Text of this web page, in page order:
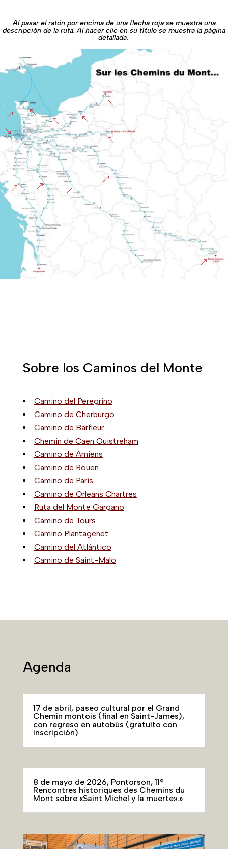
Al pasar el ratón por encima de una flecha roja se muestra una
descripción de la ruta. Al hacer clic en su título se muestra la página
detallada.
&
&
%
%
%
%
%
&
&
&
&
&
'
Sobre los Caminos del Monte
Camino del Peregrino
Camino de Cherburgo
Camino de Barfleur
Chemin de Caen Ouistreham
Camino de Amiens
Camino de Rouen
Camino de París
Camino de Orleans Chartres
Ruta del Monte Gargano
Camino de Tours
Camino Plantagenet
Camino del Atlántico
Camino de Saint-Malo
Agenda
17 de abril, paseo cultural por el Grand
Chemin montois (final en Saint-James),
con regreso en autobús (gratuito con
inscripción)
8 de mayo de 2026, Pontorson, 11º
Rencontres historiques des Chemins du
Mont sobre «Saint Michel y la muerte».»